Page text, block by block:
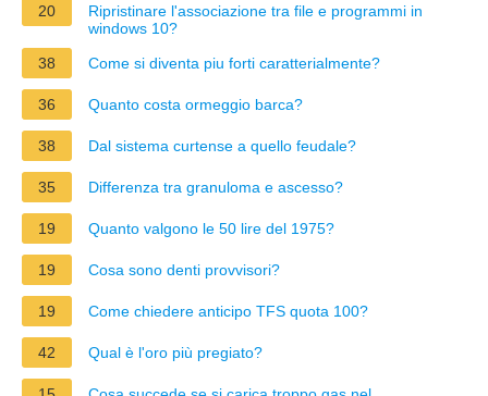
20
Ripristinare l'associazione tra file e programmi in
windows 10?
38
Come si diventa piu forti caratterialmente?
36 Quanto costa ormeggio barca?
38 Dal sistema curtense a quello feudale?
35 Differenza tra granuloma e ascesso?
19 Quanto valgono le 50 lire del 1975?
19 Cosa sono denti provvisori?
19 Come chiedere anticipo TFS quota 100?
42 Qual è l'oro più pregiato?